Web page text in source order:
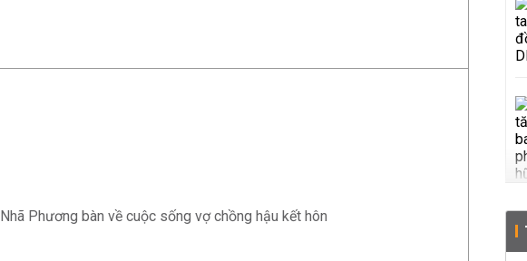
Nhã Phương bàn về cuộc sống vợ chồng hậu kết hôn